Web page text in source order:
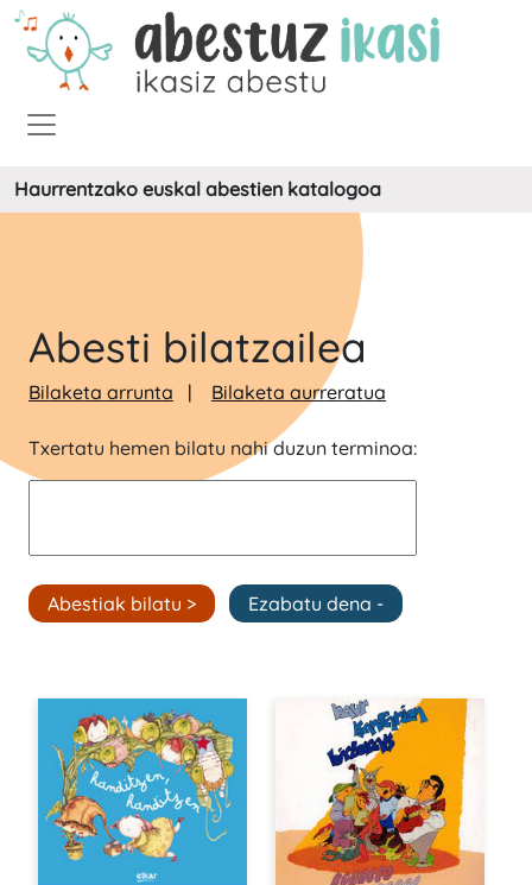
Haurrentzako euskal abestien katalogoa
Abesti bilatzailea
Bilaketa arrunta Bilaketa aurreratua
Txertatu hemen bilatu nahi duzun terminoa: